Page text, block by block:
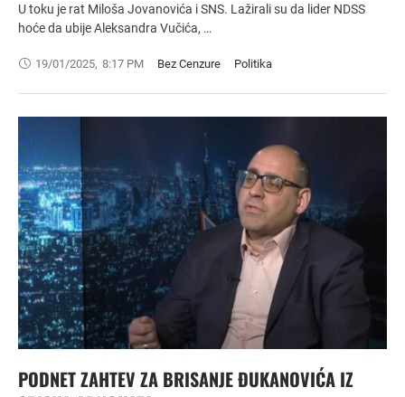
U toku je rat Miloša Jovanovića i SNS. Lažirali su da lider NDSS
hoće da ubije Aleksandra Vučića, …
19/01/2025, 8:17 PM Bez Cenzure Politika
PODNET ZAHTEV ZA BRISANJE ĐUKANOVIĆA IZ